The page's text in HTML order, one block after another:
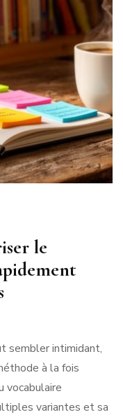
le
sembler intimidant,
à la fois
vocabulaire
variantes et sa